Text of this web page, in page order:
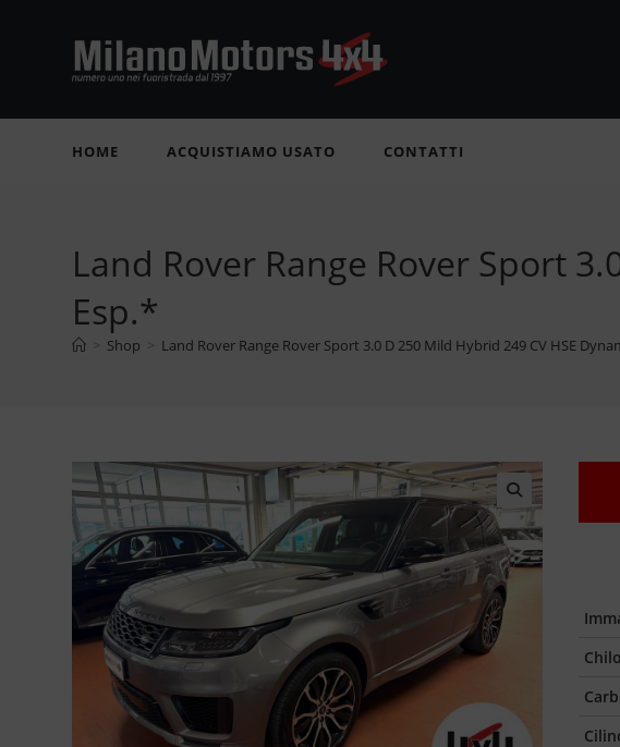
HOME ACQUISTIAMO USATO CONTATTI
Land Rover Range Rover Sport
Esp.*
> Shop > Land Rover Range Rover Sport 3.0 D 250 Mild Hybrid 249 CV HSE
🔍